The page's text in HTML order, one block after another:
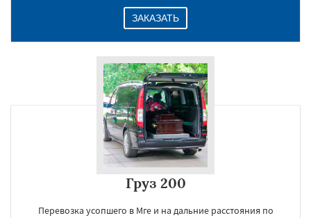
ЗАКАЗАТЬ
Груз 200
Перевозка усопшего в Мге и на дальние расстояния по